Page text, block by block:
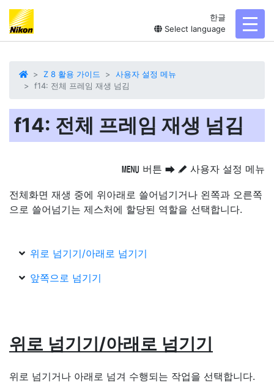
한글
Select language
Z 8 활용 가이드
사용자 설정 메뉴
f14: 전체 프레임 재생 넘김
f14: 전체 프레임 재생 넘김
G 버튼 U A 사용자 설정 메뉴
전체화면 재생 중에 위아래로 쓸어넘기거나 왼쪽과 오른쪽
으로 쓸어넘기는 제스처에 할당된 역할을 선택합니다.
위로 넘기기/아래로 넘기기
앞쪽으로 넘기기
위로 넘기기/아래로 넘기기
위로 넘기거나 아래로 넘겨 수행되는 작업을 선택합니다.